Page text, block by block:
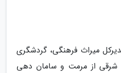
میراث فرهنگی، گردشگری
شرقی از مرمت و سامان دهی